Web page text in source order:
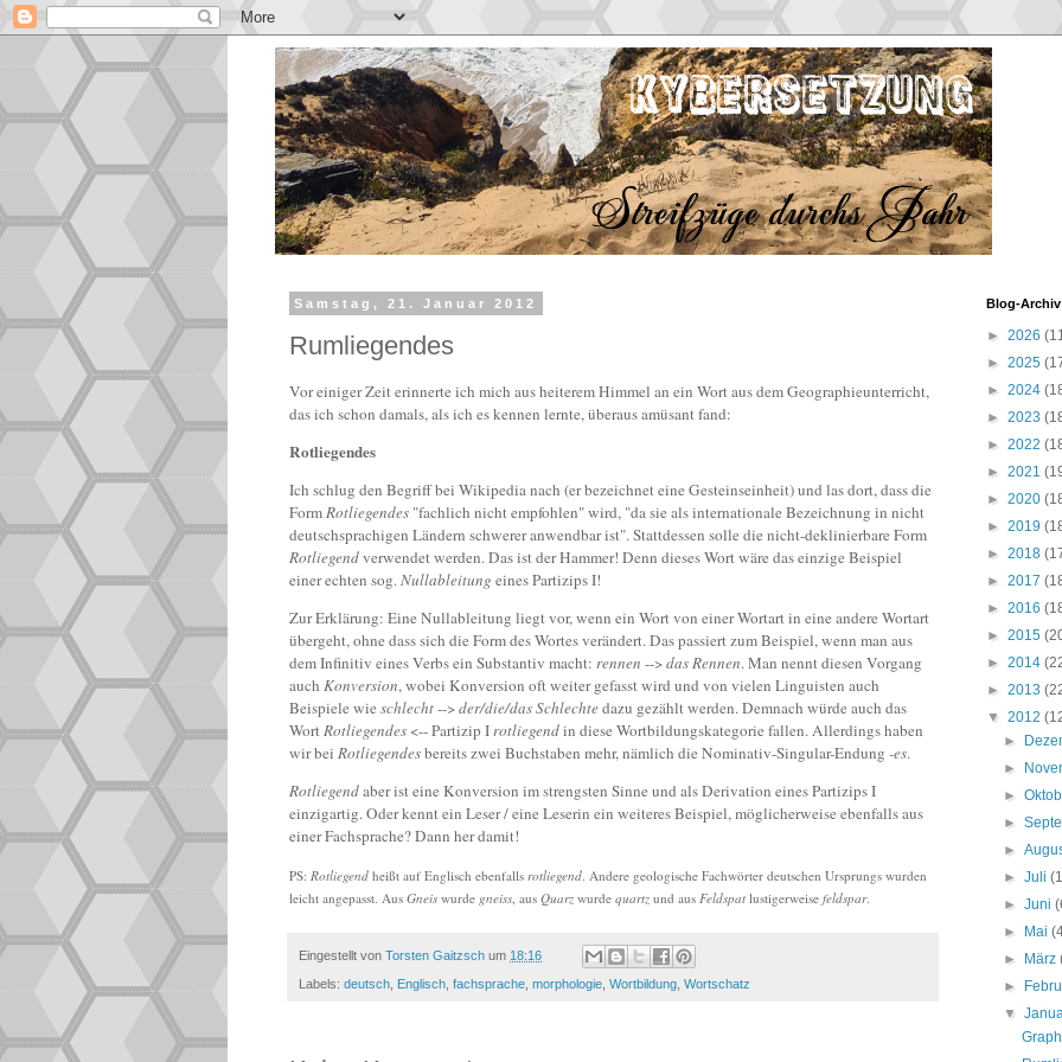
Samstag, 21. Januar 2012
Rumliegendes
Vor einiger Zeit erinnerte ich mich aus heiterem Himmel an ein Wort aus dem Geographieunterricht,
das ich schon damals, als ich es kennen lernte, überaus amüsant fand:
Rotliegendes
Ich schlug den Begriff bei Wikipedia nach (er bezeichnet eine Gesteinseinheit) und las dort, dass die
FormRotliegendes "fachlich nicht empfohlen" wird, "da sie als internationale Bezeichnung in nicht
deutschsprachigen Ländern schwerer anwendbar ist". Stattdessen solle die nicht-deklinierbare Form
Rotliegendverwendet werden. Das ist der Hammer! Denn dieses Wort wäre das einzige Beispiel
einer echten sog.Nullableitung eines Partizips I!
Zur Erklärung: Eine Nullableitung liegt vor, wenn ein Wort von einer Wortart in eine andere Wortart
übergeht, ohne dass sich die Form des Wortes verändert. Das passiert zum Beispiel, wenn man aus
dem Infinitiv eines Verbs ein Substantiv macht: rennen -->das Rennen. Man nennt diesen Vorgang
auch Konversion, wobei Konversion oft weiter gefasst wird und von vielen Linguisten auch
Beispiele wieschlecht-->der/die/das Schlechtedazu gezählt werden. Demnach würde auch das
WortRotliegendes <-- Partizip Irotliegendin diese Wortbildungskategorie fallen. Allerdings haben
wir bei Rotliegendesbereits zwei Buchstaben mehr, nämlich die Nominativ-Singular-Endung -es.
Rotliegendaber ist eine Konversion im strengsten Sinne und als Derivation eines Partizips I
einzigartig. Oder kennt ein Leser / eine Leserin ein weiteres Beispiel, möglicherweise ebenfalls aus
einer Fachsprache? Dann her damit!
PS: Rotliegend heißt auf Englisch ebenfalls rotliegend . Andere geologische Fachwörter deutschen Ursprungs wurden
leicht angepasst. Aus Gneis wurde gneiss , aus Quarz wurde quartz und aus Feldspat lustigerweise feldspar.
Eingestellt von Torsten Gaitzsch um 18:16
Labels: deutsch Englisch fachsprache morphologie Wortbildung Wortschatz
Blog-Archiv
► 2026
► 2025
► 2024
► 2023
► 2022
► 2021
► 2020
► 2019
► 2018
► 2017
► 2016
► 2015
► 2014
► 2013
▼ 2012
►
►
►
►
►
►Juli
►Juni
►
Mai
►
März
►
▼